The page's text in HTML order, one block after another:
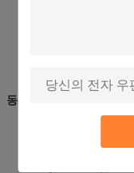
큰 적재 능력이 있어
장난감, 전자공학,
동작 방식